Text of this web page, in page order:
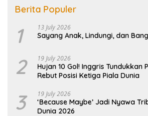
Berita Populer
1 13 July 2026
Sayang Anak, Lindungi, dan
2 19 July 2026
Hujan 10 Gol! Inggris Tundukkan
Rebut Posisi Ketiga Piala Dunia
3 19 July 2026
‘Because Maybe’ Jadi Nyawa
Dunia 2026